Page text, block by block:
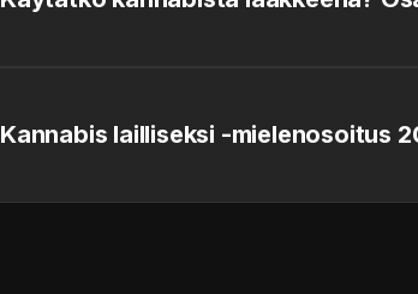
Kannabis lailliseksi -mielenosoitus